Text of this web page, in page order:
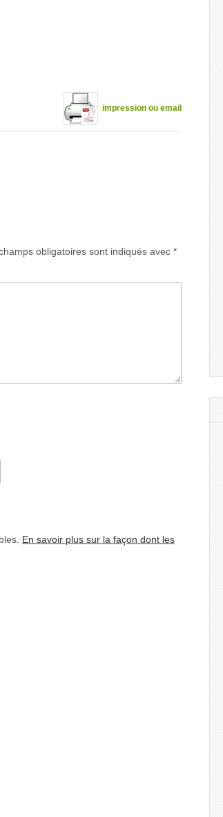
impression ou email
obligatoires sont indiqués avec *
En savoir plus sur la façon dont les